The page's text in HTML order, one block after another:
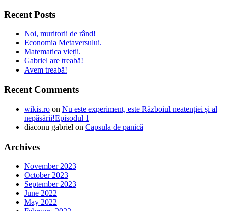
Recent Posts
Noi, muritorii de rând!
Economia Metaversului.
Matematica vieții.
Gabriel are treabă!
Avem treabă!
Recent Comments
wikis.ro on Nu este experiment, este Războiul neatenției și al
nepăsării!Episodul 1
diaconu gabriel on Capsula de panică
Archives
November 2023
October 2023
September 2023
June 2022
May 2022